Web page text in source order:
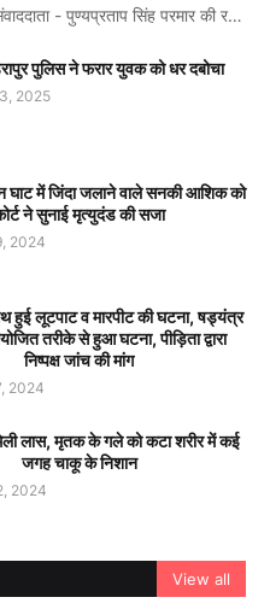
- पुण्यप्रताप सिंह परमार की र…
पुलिस ने फरार युवक को धर दबोचा
2025
घाट में जिंदा जलाने वाले सनकी आशिक को
ने सुनाई मृत्युदंड की सजा
2024
हुई लूटपाट व मारपीट की घटना, षड्यंत्र
तरीके से हुआ घटना, पीड़िता द्वारा
निष्पक्ष जांच की मांग
2024
लास, मृतक के गले को कटा शरीर में कई
जगह चाकू के निशान
2024
View all